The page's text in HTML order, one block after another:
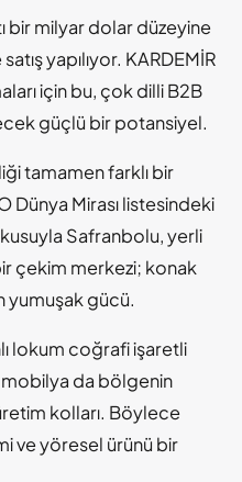
bir milyar dolar düzeyine
yapılıyor. KARDEMİR
için bu, çok dilli B2B
güçlü bir potansiyel.
tamamen farklı bir
Dünya Mirası listesindeki
Safranbolu, yerli
çekim merkezi; konak
yumuşak gücü.
lokum coğrafi işaretli
da bölgenin
kolları. Böylece
ve yöresel ürünü bir